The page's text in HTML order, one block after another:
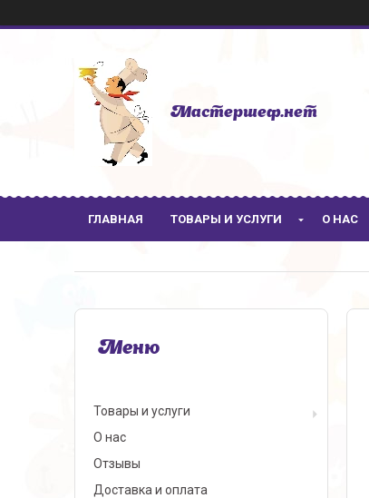
Мастершеф.нет
ГЛАВНАЯ ТОВАРЫ И УСЛУГИ О НАС
Товары и услуги
О нас
Отзывы
Доставка и оплата